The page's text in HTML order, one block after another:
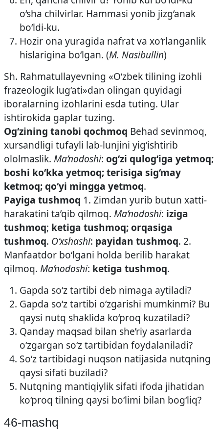
o‘sha chilvirlar. Hammasi yonib jizg‘anak
bo‘ldi-ku.
Hozir ona yuragida nafrat va xo‘rlanganlik
hislarigina bo‘lgan. (M. Nasibullin)
Sh. Rahmatullayevning «O‘zbek tilining izohli
frazeologik lug‘ati»dan olingan quyidagi
iboralarning izohlarini esda tuting. Ular
ishtirokida gaplar tuzing.
Og‘zining tanobi qochmoq Behad sevinmoq,
xursandligi tufayli lab-lunjini yig‘ishtirib
ololmaslik. Ma’nodoshi: og‘zi qulog‘iga yetmoq;
boshi ko‘kka yetmoq; terisiga sig‘may
ketmoq; qo‘yi mingga yetmoq.
Payiga tushmoq 1. Zimdan yurib butun xatti-
harakatini ta’qib qilmoq. Ma’nodoshi: iziga
tushmoq; ketiga tushmoq; orqasiga
tushmoq. O‘xshashi: payidan tushmoq. 2.
Manfaatdor bo‘lgani holda berilib harakat
qilmoq. Ma’nodoshi: ketiga tushmoq.
Gapda so‘z tartibi deb nimaga aytiladi?
Gapda so‘z tartibi o‘zgarishi mumkinmi? Bu
qaysi nutq shaklida ko‘proq kuzatiladi?
Qanday maqsad bilan she’riy asarlarda
o‘zgargan so‘z tartibidan foydalaniladi?
So‘z tartibidagi nuqson natijasida nutqning
qaysi sifati buziladi?
Nutqning mantiqiylik sifati ifoda jihatidan
ko‘proq tilning qaysi bo‘limi bilan bog‘liq?
46-mashq